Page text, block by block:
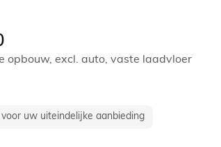
opbouw, excl. auto, vaste laadvloer
uw uiteindelijke aanbieding